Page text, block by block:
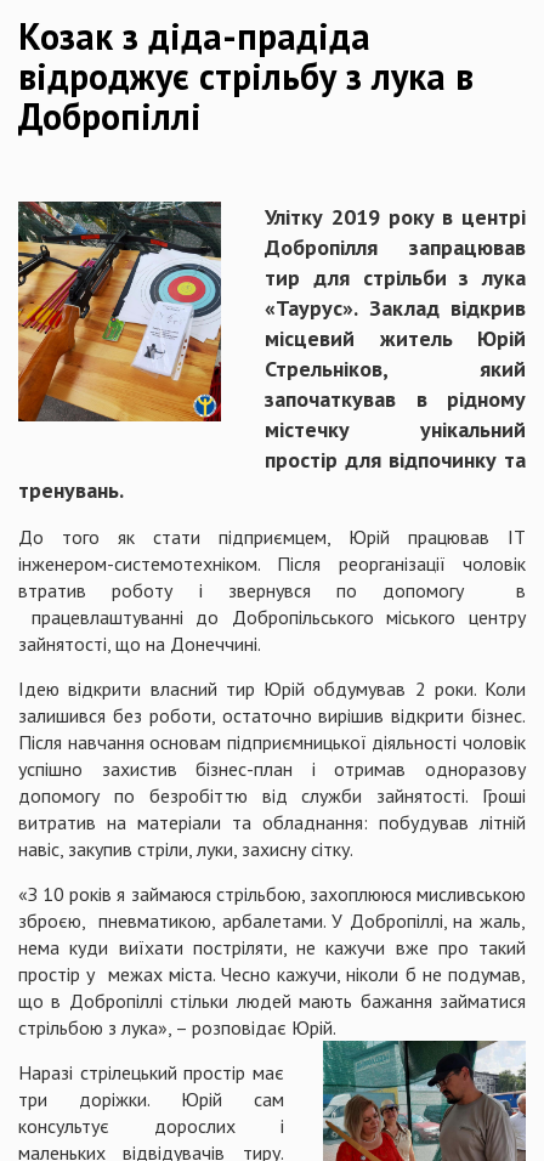
Козак з діда-прадіда
відроджує стрільбу з лука в
Добропіллі
Улітку 2019 року в центрі
Добропілля запрацював
тир для стрільби з лука
«Таурус». Заклад відкрив
місцевий житель Юрій
Стрельніков, який
започаткував в рідному
містечку унікальний
простір для відпочинку та
тренувань.
До того як стати підприємцем, Юрій працював IT
інженером-системотехніком. Після реорганізації чоловік
втратив роботу і звернувся по допомогу в
працевлаштуванні до Добропільського міського центру
зайнятості, що на Донеччині.
Ідею відкрити власний тир Юрій обдумував 2 роки. Коли
залишився без роботи, остаточно вирішив відкрити бізнес.
Після навчання основам підприємницької діяльності чоловік
успішно захистив бізнес-план і отримав одноразову
допомогу по безробіттю від служби зайнятості. Гроші
витратив на матеріали та обладнання: побудував літній
навіс, закупив стріли, луки, захисну сітку.
«З 10 років я займаюся стрільбою, захоплююся мисливською
зброєю, пневматикою, арбалетами. У Добропіллі, на жаль,
нема куди виїхати постріляти, не кажучи вже про такий
простір у межах міста. Чесно кажучи, ніколи б не подумав,
що в Добропіллі стільки людей мають бажання займатися
стрільбою з лука», – розповідає Юрій.
Наразі стрілецький простір має
три доріжки. Юрій сам
консультує дорослих і
маленьких відвідувачів тиру.